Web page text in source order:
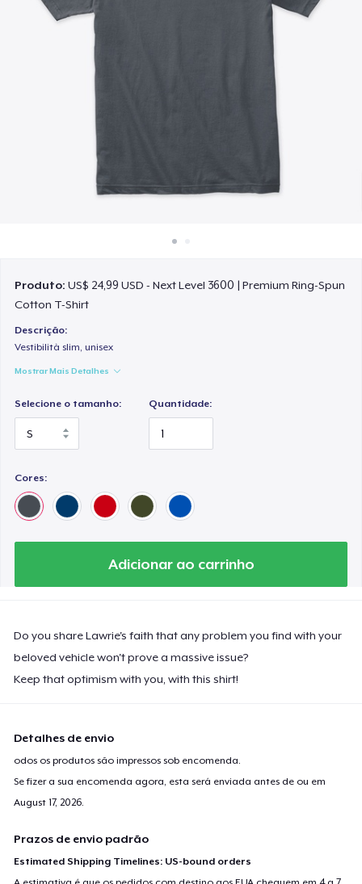
Produto:US$ 24,99 USD - Next Level 3600 | Premium Ring-Spun
Cotton T-Shirt
Descrição:
Vestibilità slim, unisex
Mostrar Mais Detalhes
Selecione o tamanho: Quantidade:
Cores:
Adicionar ao carrinho
Do you share Lawrie's faith that any problem you find with your
beloved vehicle won't prove a massive issue?
Keep that optimism with you, with this shirt!
Detalhes de envio
odos os produtos são impressos sob encomenda.
Se fizer a sua encomenda agora, esta será enviada antes de ou em
August 17, 2026
Prazos de envio padrão
Estimated Shipping Timelines: US-bound orders